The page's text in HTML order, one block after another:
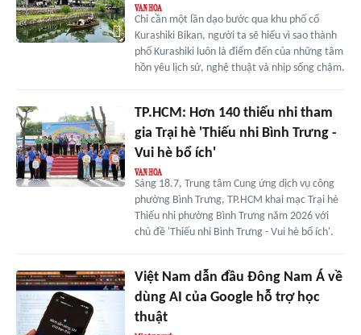
Chỉ cần một lần dạo bước qua khu phố cổ
Kurashiki Bikan, người ta sẽ hiểu vì sao thành
phố Kurashiki luôn là điểm đến của những tâm
hồn yêu lịch sử, nghệ thuật và nhịp sống chậm.
TP.HCM: Hơn 140 thiếu nhi tham
gia Trại hè 'Thiếu nhi Bình Trưng -
Vui hè bổ ích'
Sáng 18.7, Trung tâm Cung ứng dịch vụ công
phường Bình Trưng, TP.HCM khai mạc Trại hè
Thiếu nhi phường Bình Trưng năm 2026 với
chủ đề 'Thiếu nhi Bình Trưng - Vui hè bổ ích'.
Việt Nam dẫn đầu Đông Nam Á về
dùng AI của Google hỗ trợ học
thuật